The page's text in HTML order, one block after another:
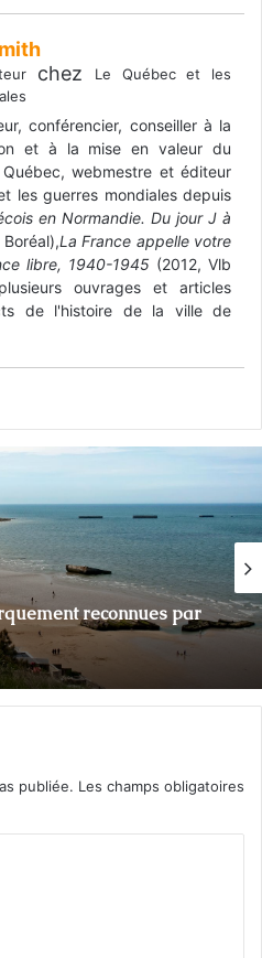
chez
Le Québec et les
conférencier, conseiller à la
et à la mise en valeur du
webmestre et éditeur
les guerres mondiales depuis
en Normandie. Du jour J à
La France appelle votre
libre, 1940-1945 (2012, Vlb
ouvrages et articles
de l'histoire de la ville de
reconnues par
publiée. Les champs obligatoires